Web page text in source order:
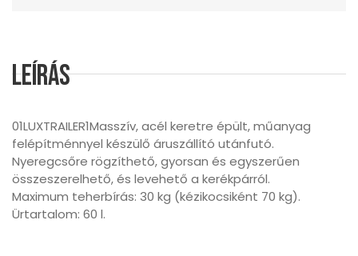
Leírás
01LUXTRAILER1Masszív, acél keretre épült, műanyag
felépítménnyel készülő áruszállító utánfutó.
Nyeregcsőre rögzíthető, gyorsan és egyszerűen
összeszerelhető, és levehető a kerékpárról.
Maximum teherbírás: 30 kg (kézikocsiként 70 kg).
Ürtartalom: 60 l.